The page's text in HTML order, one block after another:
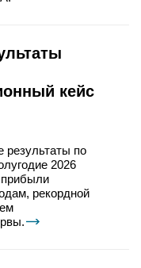
кейс
результаты по
2026
прибыли
рекордной